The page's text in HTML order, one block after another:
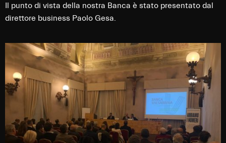
Il punto di vista della nostra Banca è stato presentato dal
direttore business Paolo Gesa.